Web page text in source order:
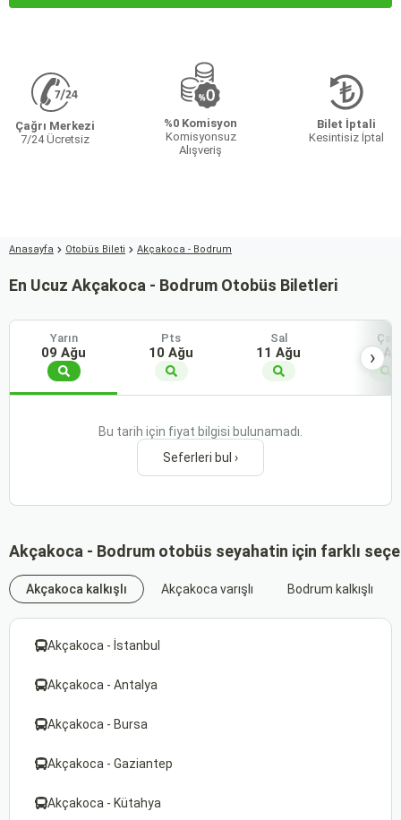
Çağrı Merkezi
7/24 Ücretsiz
%0 Komisyon
Komisyonsuz
Alışveriş
Bilet İptali
Kesintisiz İptal
Anasayfa Otobüs Bileti Akçakoca - Bodrum
En Ucuz Akçakoca - Bodrum Otobüs Biletleri
Yarın
09 Ağu
Pts
10 Ağu
Sal
11 Ağu
Çar
12
›
Bu tarih için fiyat bilgisi bulunamadı.
Seferleri bul ›
Akçakoca - Bodrum otobüs seyahatin için farklı
Akçakoca kalkışlı Akçakoca varışlı Bodrum kalkışlı
Akçakoca - İstanbul
Akçakoca - Antalya
Akçakoca - Bursa
Akçakoca - Gaziantep
Akçakoca - Kütahya